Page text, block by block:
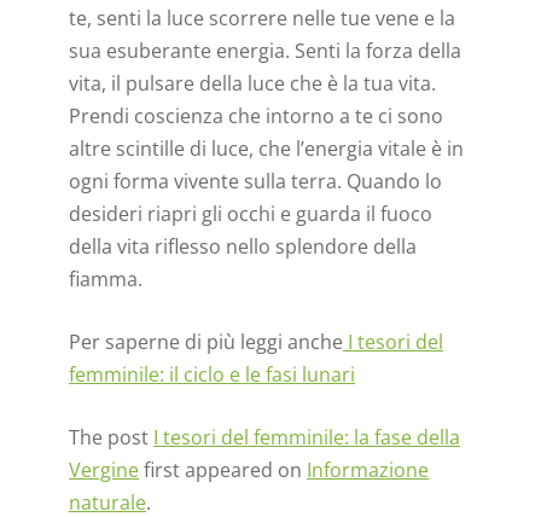
te, senti la luce scorrere nelle tue vene e la
sua esuberante energia. Senti la forza della
vita, il pulsare della luce che è la tua vita.
Prendi coscienza che intorno a te ci sono
altre scintille di luce, che l’energia vitale è in
ogni forma vivente sulla terra. Quando lo
desideri riapri gli occhi e guarda il fuoco
della vita riflesso nello splendore della
fiamma.
Per saperne di più leggi anche I tesori del
femminile: il ciclo e le fasi lunari
The post I tesori del femminile: la fase della
Verginefirst appeared on Informazione
naturale.